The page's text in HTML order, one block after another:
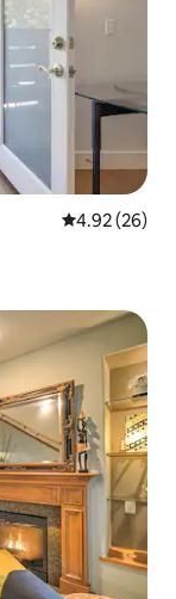
औसत रेटिंग 5 में
4.92 (26)